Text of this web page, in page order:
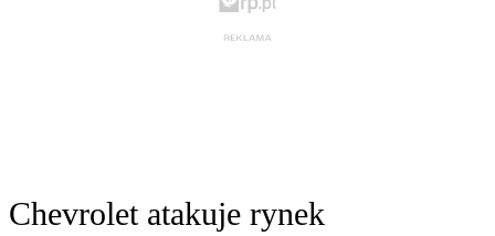
Chevrolet atakuje rynek